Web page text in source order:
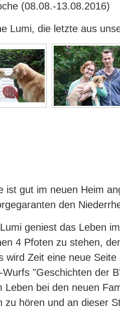
(08.08.-13.08.2016)
Lumi, die letzte aus
ist gut im neuen Heim
den
geniest das Leben
4 Pfoten zu stehen,
wird Zeit eine neue
Wurfs "Geschichten der
Leben bei den neuen
zu hören und an dieser